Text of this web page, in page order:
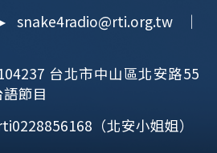
snake4radio@rti.org.tw｜
台北市中山區北安路55
節目
（北安小姐姐）